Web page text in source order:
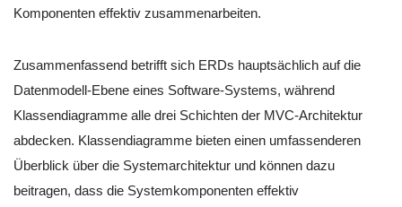
Komponenten effektiv zusammenarbeiten.
Zusammenfassend betrifft sich ERDs hauptsächlich auf die
Datenmodell-Ebene eines Software-Systems, während
Klassendiagramme alle drei Schichten der MVC-Architektur
abdecken. Klassendiagramme bieten einen umfassenderen
Überblick über die Systemarchitektur und können dazu
beitragen, dass die Systemkomponenten effektiv